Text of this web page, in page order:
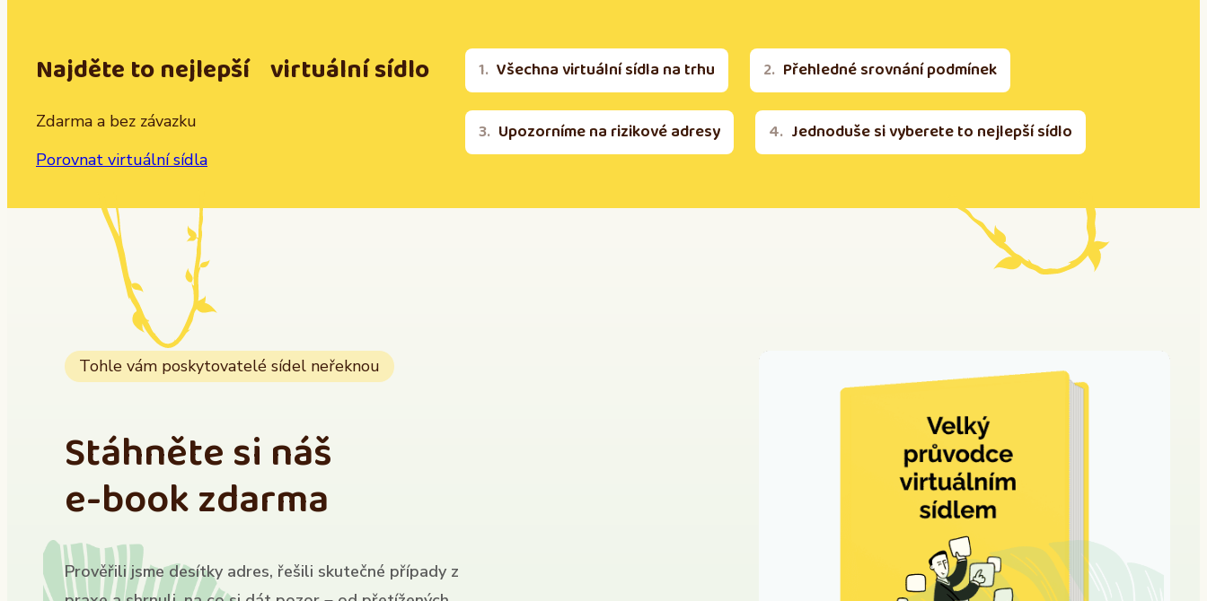
Najděte to nejlepší virtuální sídlo
Zdarma a bez závazku
Porovnat virtuální sídla
Všechna virtuální sídla na trhu Přehledné srovnání podmínek
Upozorníme na rizikové adresy Jednoduše si vyberete to nejlepší sídlo
Tohle vám poskytovatelé sídel neřeknou
Stáhněte si náš
e-book zdarma
Prověřili jsme desítky adres, řešili skutečné případy z